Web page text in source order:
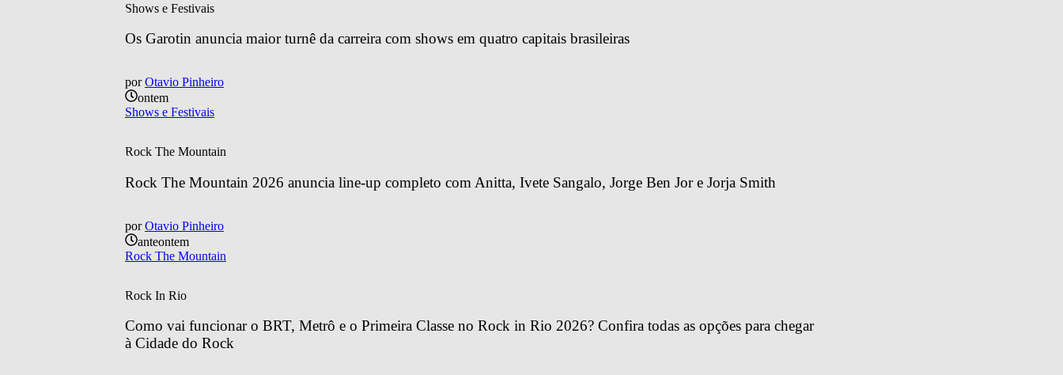
Shows e Festivais
Os Garotin anuncia maior turnê da carreira com shows em quatro capitais brasileiras
por Otavio Pinheiro
ontem
Shows e Festivais
Rock The Mountain
Rock The Mountain 2026 anuncia line-up completo com Anitta, Ivete Sangalo, Jorge Ben Jor e Jorja Smith
por Otavio Pinheiro
anteontem
Rock The Mountain
Rock In Rio
Como vai funcionar o BRT, Metrô e o Primeira Classe no Rock in Rio 2026? Confira todas as opções para chegar
à Cidade do Rock